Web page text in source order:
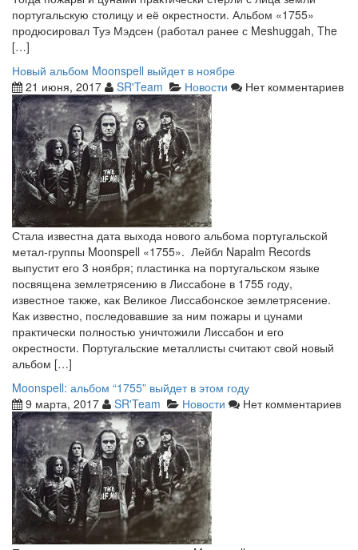
португальскую столицу и её окрестности. Альбом «1755»
продюсировал Туэ Мэдсен (работал ранее с Meshuggah, The
[…]
Новый альбом Moonspell выйдет в ноябре
21 июня, 2017
SR'Team Новости Нет комментариев
Стала известна дата выхода нового альбома португальской
метал-группы Moonspell «1755». Лейбл Napalm Records
выпустит его 3 ноября; пластинка на португальском языке
посвящена землетрясению в Лиссабоне в 1755 году,
известное также, как Великое Лиссабонское землетрясение.
Как известно, последовавшие за ним пожары и цунами
практически полностью уничтожили Лиссабон и его
окрестности. Португальские металлисты считают свой новый
альбом […]
Moonspell: альбом “1755” выйдет в этом году
9 марта, 2017
SR'Team Новости Нет комментариев